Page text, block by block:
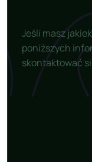
Jeśli masz
poniższych
skontaktować